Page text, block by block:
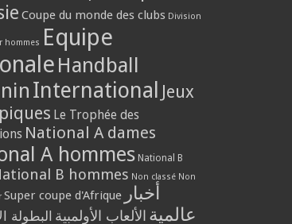
Coupe du monde des clubs Division
hommes Equipe
Handball
International Jeux
Le Trophée des
National A dames
A hommes National B
B hommes Non classé Non
Super coupe d'Afrique أخبار
عالمية الألعاب الأولمبية البطولة